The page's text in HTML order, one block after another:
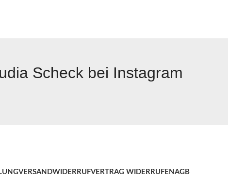
Scheck bei Instagram
VERSANDWIDERRUFVERTRAG WIDERRUFEN AGB